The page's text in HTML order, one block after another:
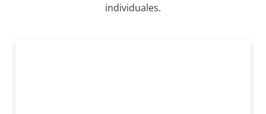
individuales.